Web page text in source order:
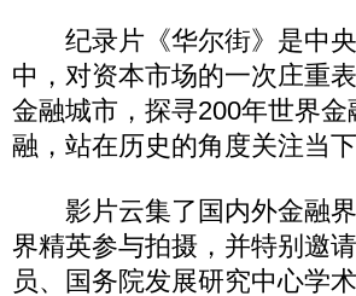
纪录片《华尔街》是中央
中，对资本市场的一次庄重
金融城市，探寻200年世界
融，站在历史的角度关注当
影片云集了国内外金融界
界精英参与拍摄，并特别邀
员、国务院发展研究中心学